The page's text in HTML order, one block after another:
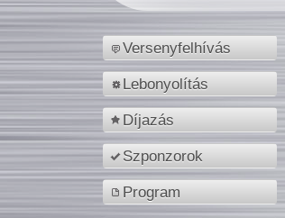
Versenyfelhívás
Lebonyolítás
Díjazás
Szponzorok
Program